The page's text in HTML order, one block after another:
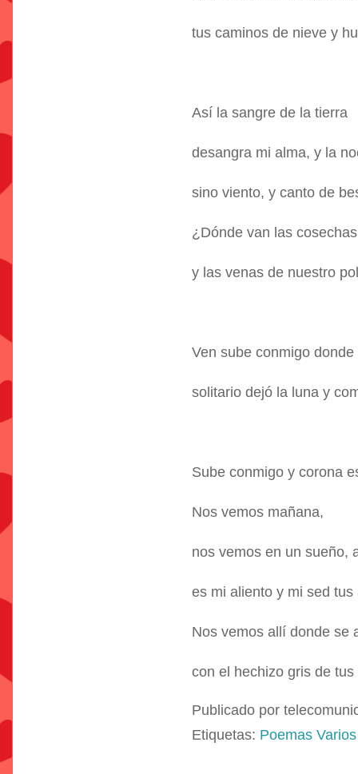
tus caminos de nieve y
Así la sangre de la tierra
desangra mi alma, y la
sino viento, y canto de
¿Dónde van las
y las venas de nuestro
Ven sube conmigo donde
solitario dejó la luna y
Sube conmigo y corona
Nos vemos mañana,
nos vemos en un sueño,
es mi aliento y mi sed tus
Nos vemos allí donde se
con el hechizo gris de tus
Publicado por
Etiquetas: Poemas Varios